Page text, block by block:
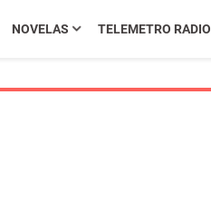
NOVELAS TELEMETRO RADIO